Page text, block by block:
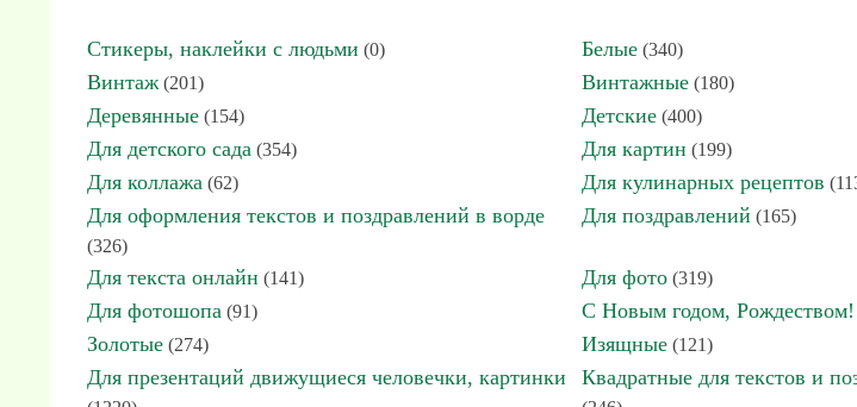
Стикеры, наклейки с людьми (0) Белые (340)
Винтаж (201) Винтажные (180)
Деревянные (154) Детские (400)
Для детского сада (354) Для картин (199)
Для коллажа (62) Для кулинарных рецептов
Для оформления текстов и поздравлений в ворде
(326)
Для поздравлений (165)
Для текста онлайн (141) Для фото (319)
Для фотошопа (91) С Новым годом, Рождеством!
Золотые (274) Изящные (121)
Для презентаций движущиеся человечки, картинки Квадратные для текстов и